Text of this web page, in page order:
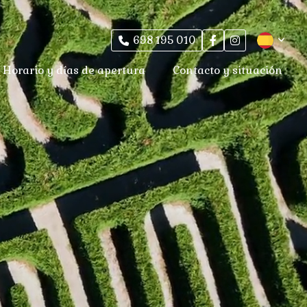
698 195 010
Horario y días de apertura Contacto y situación